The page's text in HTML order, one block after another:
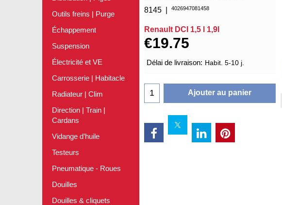
Outils freins | Purge
Échappement
Suspension
Électricité et VE
Carrosserie | Habitacle
Radiateur | Clim
Direction | Train |
Cardans
Vidange d’huile
Testeurs
Pneumatique - Roues
Douilles
Douilles & cliquets
8145 4026947081458
Renault DCI 1,5 l 1,9l
€19.75
Délai de livraison: Habit. 5-10 j.
Ajouter au panier